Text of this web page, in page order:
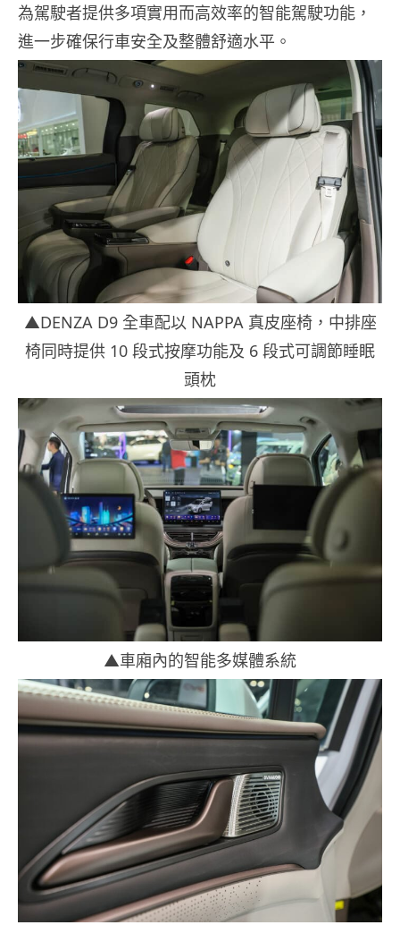
為駕駛者提供多項實用而高效率的智能駕駛功能，
進一步確保行車安全及整體舒適水平。
▲DENZA D9 全車配以 NAPPA 真皮座椅，中排座
椅同時提供 10 段式按摩功能及 6 段式可調節睡眠
頭枕
▲車廂內的智能多媒體系統